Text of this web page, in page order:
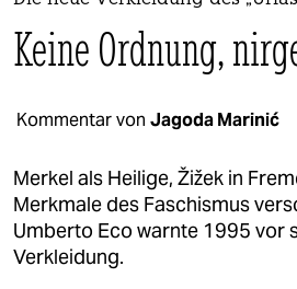
politik
öko
gesellschaft
kultur
sport
Keine Ordnung,
Kommentar von Jagoda Marinić
Merkel als Heilige, Žižek in
Merkmale des Faschismus
Umberto Eco warnte 1995 vor
Verkleidung.